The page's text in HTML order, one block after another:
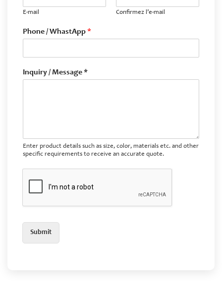
E-mail Confirmez l’e-mail
Phone / WhastApp*
Inquiry / Message *
Enter product details such as size, color, materials etc. and other
specific requirements to receive an accurate quote.
Submit